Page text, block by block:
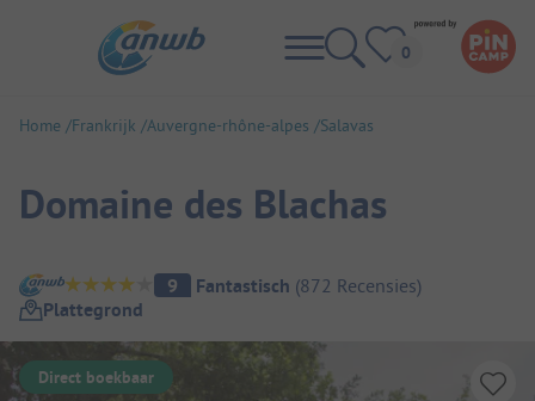
Home Frankrijk Auvergne-rhône-alpes Salavas
Domaine des Blachas
Camping overzicht
9 Fantastisch (872 Recensies)
Plattegrond
Direct boekbaar